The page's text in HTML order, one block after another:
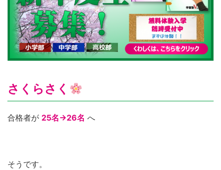
さくらさく
合格者が 25名→26名 へ
そうです。